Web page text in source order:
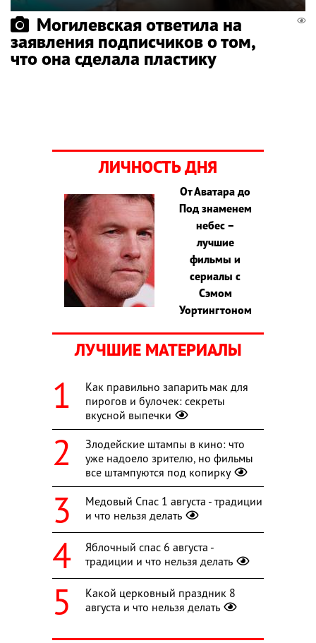
Могилевская ответила на
заявления подписчиков о том,
что она сделала пластику
ЛИЧНОСТЬ ДНЯ
От Аватара до
Под знаменем
небес –
лучшие
фильмы и
сериалы с
Сэмом
Уортингтоном
ЛУЧШИЕ МАТЕРИАЛЫ
Как правильно запарить мак для
пирогов и булочек: секреты
вкусной выпечки
Злодейские штампы в кино: что
уже надоело зрителю, но фильмы
все штампуются под копирку
Медовый Спас 1 августа - традиции
и что нельзя делать
Яблочный спас 6 августа -
традиции и что нельзя делать
Какой церковный праздник 8
августа и что нельзя делать